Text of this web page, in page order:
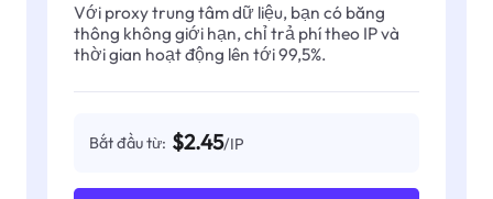
Với proxy trung tâm dữ liệu, bạn có băng
thông không giới hạn, chỉ trả phí theo IP và
thời gian hoạt động lên tới 99,5%.
Bắt đầu từ: $2.45/IP